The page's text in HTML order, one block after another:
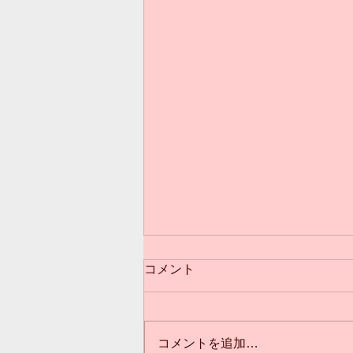
コメント
コメントを追加…